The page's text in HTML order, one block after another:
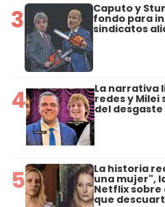
3 Caputo y
fondo para
sindicatos
4 La narrativa
redes y Milei
del desgaste
5 La historia
una mujer",
Netflix sobre
que